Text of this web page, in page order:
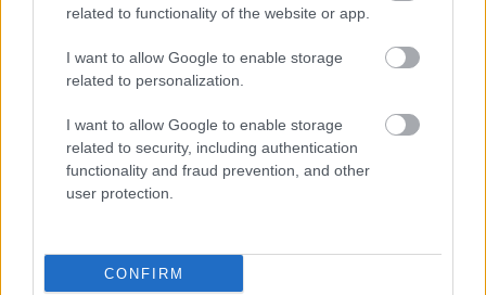
related to functionality of the website or app.
I want to allow Google to enable storage
related to personalization.
I want to allow Google to enable storage
related to security, including authentication
functionality and fraud prevention, and other
user protection.
CONFIRM
UROB SI SÁM 7-8/2026
KDE SA DISKUTUJE
Vnútorné žalúzie sú v 40-stupňových horúčavách pasca:
Prečo z okna robia radiátor a ako to vyriešiť za pár eur?